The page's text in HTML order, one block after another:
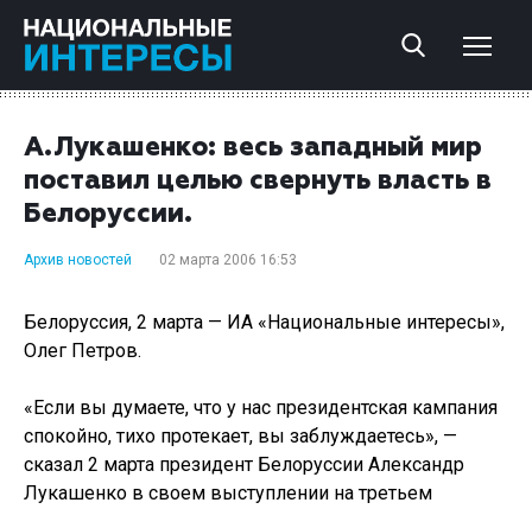
А.Лукашенко: весь западный мир
поставил целью свернуть власть в
Белоруссии.
Архив новостей 02 марта 2006 16:53
Белоруссия, 2 марта — ИА «Национальные интересы»,
Олег Петров.
«Если вы думаете, что у нас президентская кампания
спокойно, тихо протекает, вы заблуждаетесь», —
сказал 2 марта президент Белоруссии Александр
Лукашенко в своем выступлении на третьем